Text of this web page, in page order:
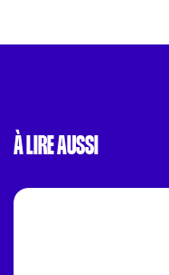
À LIRE AUSSI